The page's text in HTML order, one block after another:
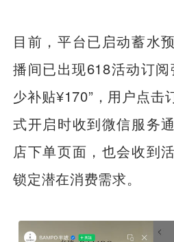
目前，平台已启动蓄水
播间已出现618活动订
少补贴¥170”，用户点击
式开启时收到微信服务
店下单页面，也会收到
锁定潜在消费需求。